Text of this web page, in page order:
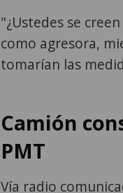
"¿Ustedes se
como agresora,
tomarían las
Camión
PMT
Vía radio